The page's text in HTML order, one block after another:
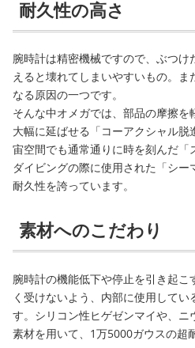
耐久性の高さ
腕時計は精密機械ですので、ぶつ
えると壊れてしまいやすいもの。ま
なる原因の一つです。
そんな中オメガでは、部品の摩擦
大幅に延ばせる「コーアクシャル
宙空間でも通常通りに時を刻んだ
ダイビングの際に使用された「シ
耐久性を誇っています。
素材へのこだわり
腕時計の機能低下や停止を引き起
く受けないよう、内部に使用してい
す。シリコン性ヒゲゼンマイや、ニ
素材を用いて、1万5000ガウスの超